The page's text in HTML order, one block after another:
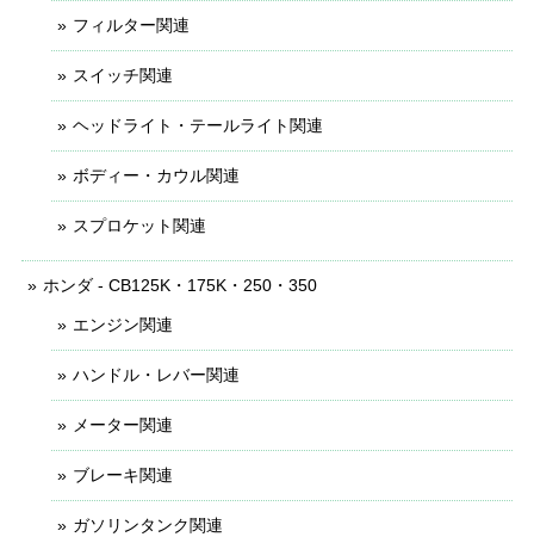
フィルター関連
スイッチ関連
ヘッドライト・テールライト関連
ボディー・カウル関連
スプロケット関連
ホンダ - CB125K・175K・250・350
エンジン関連
ハンドル・レバー関連
メーター関連
ブレーキ関連
ガソリンタンク関連